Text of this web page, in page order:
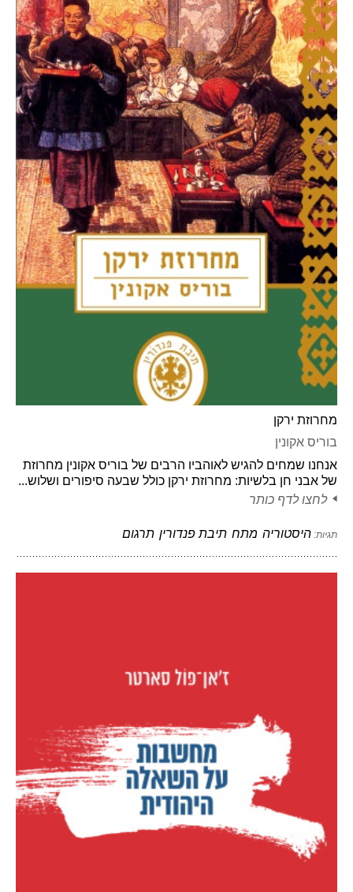
מחרוזת ירקן
בוריס אקונין
אנחנו שמחים להגיש לאוהביו הרבים של בוריס אקונין מחרוזת
של אבני חן בלשיות: מחרוזת ירקן כולל שבעה סיפורים ושלוש...
לחצו לדף כותר
תגיות: היסטוריה מתח תיבת פנדורין תרגום